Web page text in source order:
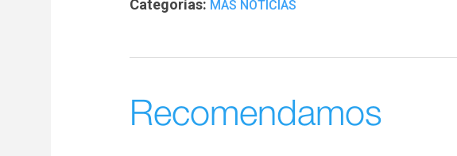
Categorías: MÁS NOTICIAS
Recomendamos